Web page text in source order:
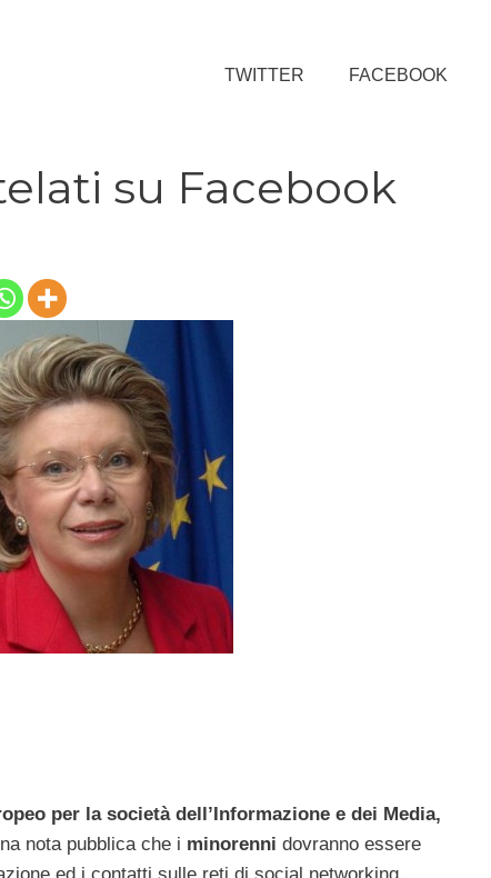
TWITTER FACEBOOK
su Facebook
per la società dell’Informazione e dei Media,
nota pubblica che i minorenni dovranno essere